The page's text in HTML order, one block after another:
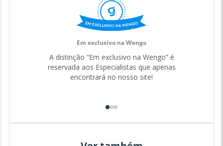
Em exclusivo na Wengo
A distinção “Em exclusivo na Wengo” é
reservada aos Especialistas que apenas
encontrará no nosso site!